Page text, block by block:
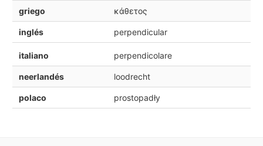
griego κάθετος
inglés perpendicular
italiano perpendicolare
neerlandés loodrecht
polaco prostopadły